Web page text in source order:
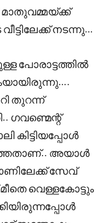
മാതുവമ്മയ്ക്ക്
നടന്നു…
പോരാട്ടത്തിൽ
തുറന്ന്
ഗവണ്മെന്റ്
കിട്ടിയപ്പോൾ
അയാൾ
സേവ്
വെള്ളകോട്ടും